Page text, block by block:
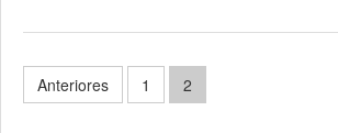
Paginación
Anteriores 1 2